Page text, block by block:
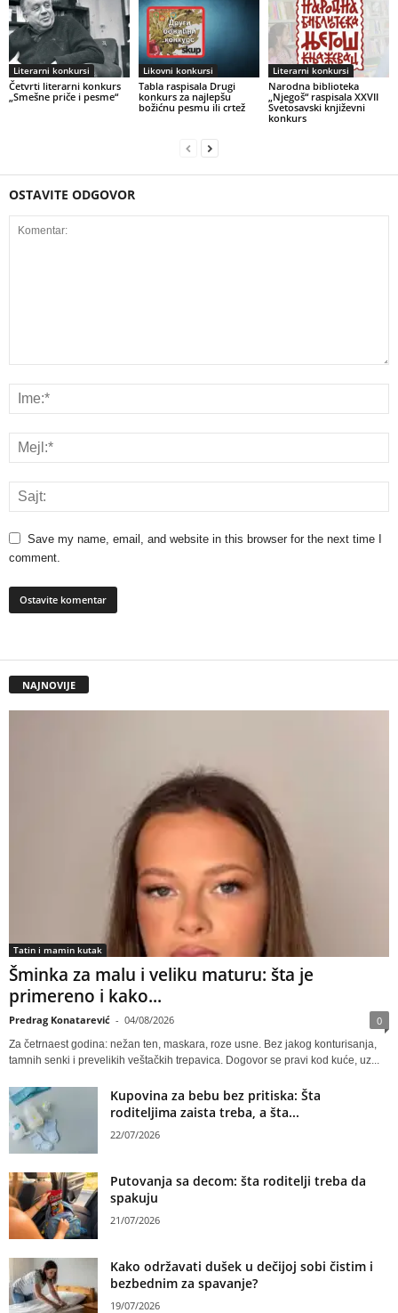
Literarni konkursi
Četvrti literarni konkurs
„Smešne priče i pesme“
Likovni konkursi
Tabla raspisala Drugi
konkurs za najlepšu
božićnu pesmu ili crtež
Literarni konkursi
Narodna biblioteka
„Njegoš“ raspisala XXVII
Svetosavski književni
konkurs
OSTAVITE ODGOVOR
Save my name, email, and website in this browser for the next time I
comment.
NAJNOVIJE
Tatin i mamin kutak
Šminka za malu i veliku maturu: šta je
primereno i kako...
Predrag Konatarević - 04/08/2026 0
Za četrnaest godina: nežan ten, maskara, roze usne. Bez jakog konturisanja,
tamnih senki i prevelikih veštačkih trepavica. Dogovor se pravi kod kuće, uz...
Kupovina za bebu bez pritiska: Šta
roditeljima zaista treba, a šta...
22/07/2026
Putovanja sa decom: šta roditelji treba da
spakuju
21/07/2026
Kako održavati dušek u dečijoj sobi čistim i
bezbednim za spavanje?
19/07/2026